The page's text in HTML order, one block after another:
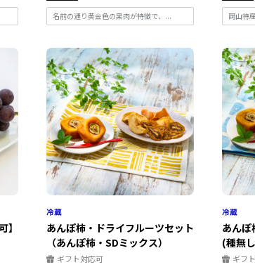
名前の通り黄金色の果肉が特徴で、... 岡山特
】
あんぽ柿・ドライフルーツセット
（あんぽ柿・SDミックス）
ギフト対応可
あんぽ
(種無
ギフ